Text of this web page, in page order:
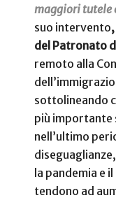
maggiori tutele
suo intervento
del Patronato
remoto alla
sottolineando
più importante
nell’ultimo
la pandemia e
tendono ad